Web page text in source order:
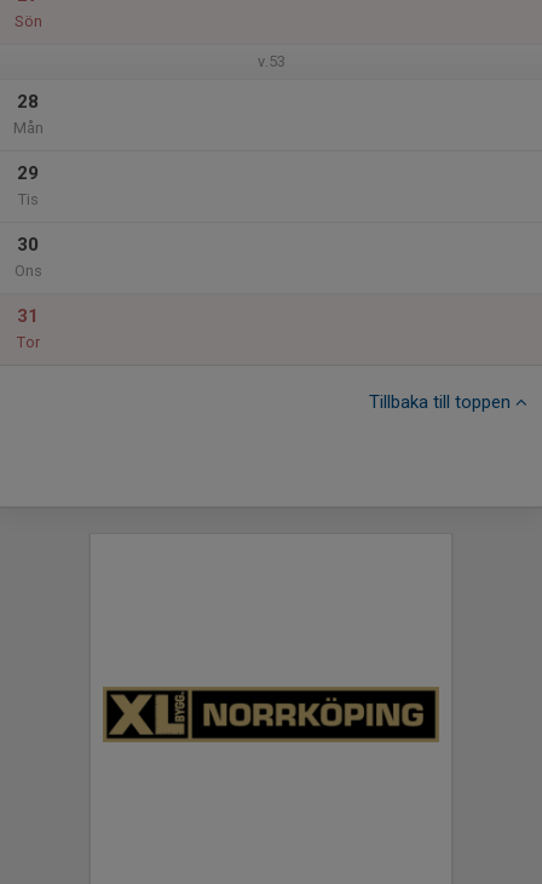
Sön
v.53
28
Mån
29
Tis
30
Ons
31
Tor
Tillbaka till toppen